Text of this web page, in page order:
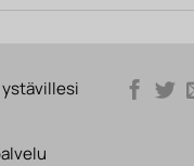
ystävillesi